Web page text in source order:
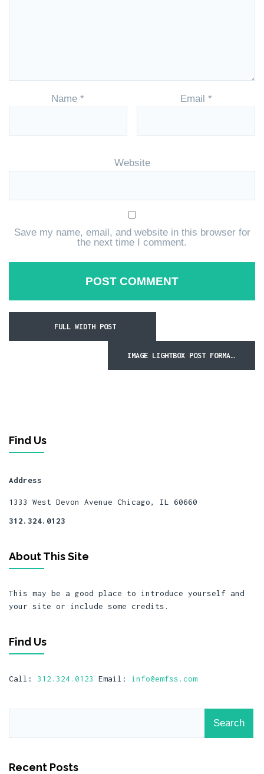
Name* Email *
Website
Save my name, email, and website in this browser for
the next time I comment.
FULL WIDTH POST
IMAGE LIGHTBOX POST FORMAT
Find Us
Address
1333 West Devon Avenue Chicago, IL 60660
312.324.0123
About This Site
This may be a good place to introduce yourself and
your site or include some credits.
Find Us
Call: 312.324.0123 Email: info@emfss.com
Recent Posts